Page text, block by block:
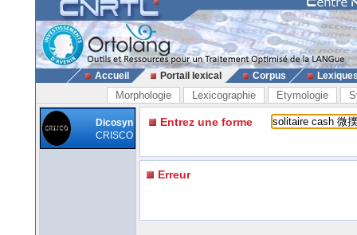
Accueil Portail lexical Corpus
Morphologie Lexicographie Etymologie
Dicosyn
CRISCO
Entrez une forme
Erreur